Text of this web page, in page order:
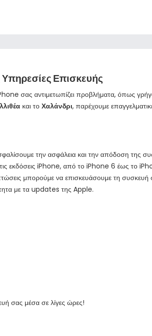
Επισκευής
σας αντιμετωπίζει προβλήματα, όπως
και το Χαλάνδρι, παρέχουμε
την ασφάλεια και την απόδοση της
τις εκδόσεις iPhone, από το iPhone 6 έως το
μπορούμε να επισκευάσουμε τη συσκευή
με τα updates της Apple.
σας μέσα σε λίγες ώρες!